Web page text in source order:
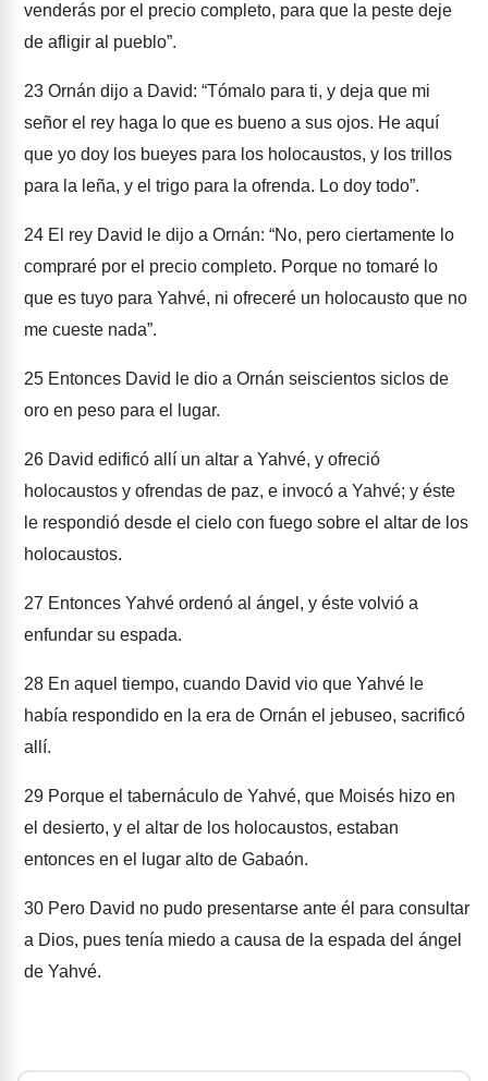
venderás por el precio completo, para que la peste deje
de afligir al pueblo”.
23 Ornán dijo a David: “Tómalo para ti, y deja que mi
señor el rey haga lo que es bueno a sus ojos. He aquí
que yo doy los bueyes para los holocaustos, y los trillos
para la leña, y el trigo para la ofrenda. Lo doy todo”.
24 El rey David le dijo a Ornán: “No, pero ciertamente lo
compraré por el precio completo. Porque no tomaré lo
que es tuyo para Yahvé, ni ofreceré un holocausto que no
me cueste nada”.
25 Entonces David le dio a Ornán seiscientos siclos de
oro en peso para el lugar.
26 David edificó allí un altar a Yahvé, y ofreció
holocaustos y ofrendas de paz, e invocó a Yahvé; y éste
le respondió desde el cielo con fuego sobre el altar de los
holocaustos.
27 Entonces Yahvé ordenó al ángel, y éste volvió a
enfundar su espada.
28 En aquel tiempo, cuando David vio que Yahvé le
había respondido en la era de Ornán el jebuseo, sacrificó
allí.
29 Porque el tabernáculo de Yahvé, que Moisés hizo en
el desierto, y el altar de los holocaustos, estaban
entonces en el lugar alto de Gabaón.
30 Pero David no pudo presentarse ante él para consultar
a Dios, pues tenía miedo a causa de la espada del ángel
de Yahvé.